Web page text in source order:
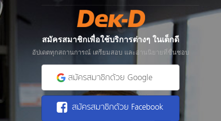
สมัครสมาชิกเพื่อใช้บริการต่างๆ ในเด็กดี
อัปเดตทุกสถานการณ์ เตรียมสอบ และอ่านนิยายที่ชื่นชอบ
สมัครสมาชิกด้วย Google
สมัครสมาชิกด้วย Facebook